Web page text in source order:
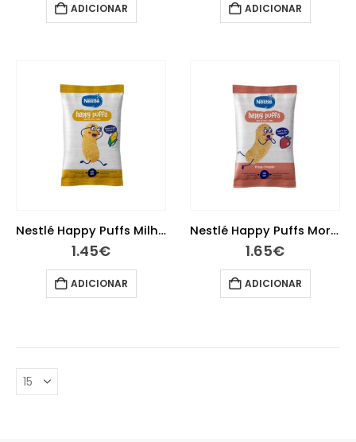
ADICIONAR ADICIONAR
Nestlé Happy Puffs Milho 28g 12m+
1.45€
ADICIONAR
Nestlé Happy Puffs Morango 28g 12m+
1.65€
ADICIONAR